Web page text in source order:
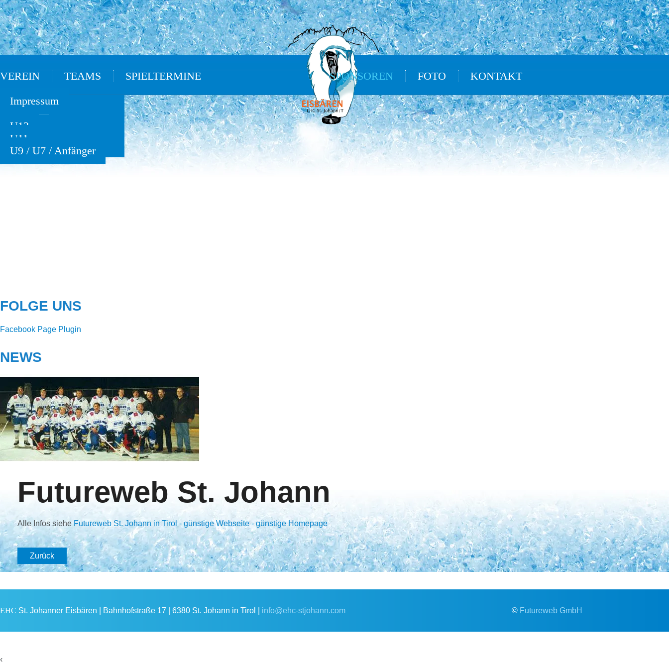
VEREIN TEAMS
Oldies
U13
U11
U9 / U7 / Anfänger
SPIELTERMINE SPONSOREN FOTO KONTAKT
Impressum
FOLGE UNS
Facebook Page Plugin
NEWS
Futureweb St. Johann
Alle Infos siehe Futureweb St. Johann in Tirol - günstige Webseite - günstige Homepage
Zurück
EHC St. Johanner Eisbären | Bahnhofstraße 17 | 6380 St. Johann in Tirol | info@ehc-stjohann.com © Futureweb GmbH
‹